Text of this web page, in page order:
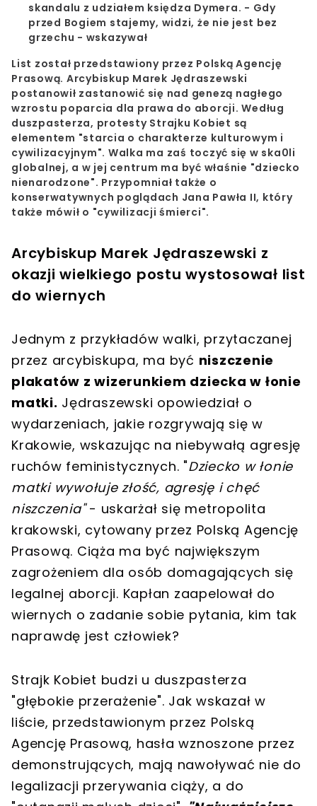
skandalu z udziałem księdza Dymera. - Gdy
przed Bogiem stajemy, widzi, że nie jest bez
grzechu - wskazywał
List został przedstawiony przez Polską Agencję
Prasową. Arcybiskup Marek Jędraszewski
postanowił zastanowić się nad genezą nagłego
wzrostu poparcia dla prawa do aborcji. Według
duszpasterza, protesty Strajku Kobiet są
elementem "starcia o charakterze kulturowym i
cywilizacyjnym". Walka ma zaś toczyć się w ska0li
globalnej, a w jej centrum ma być właśnie "dziecko
nienarodzone". Przypomniał także o
konserwatywnych poglądach Jana Pawła II, który
także mówił o "cywilizacji śmierci".
Arcybiskup Marek Jędraszewski z
okazji wielkiego postu wystosował list
do wiernych
Jednym z przykładów walki, przytaczanej
przez arcybiskupa, ma być niszczenie
plakatów z wizerunkiem dziecka w łonie
matki. Jędraszewski opowiedział o
wydarzeniach, jakie rozgrywają się w
Krakowie, wskazując na niebywałą agresję
ruchów feministycznych. "Dziecko w łonie
matki wywołuje złość, agresję i chęć
niszczenia"- uskarżał się metropolita
krakowski, cytowany przez Polską Agencję
Prasową. Ciąża ma być największym
zagrożeniem dla osób domagających się
legalnej aborcji. Kapłan zaapelował do
wiernych o zadanie sobie pytania, kim tak
naprawdę jest człowiek?
Strajk Kobiet budzi u duszpasterza
"głębokie przerażenie". Jak wskazał w
liście, przedstawionym przez Polską
Agencję Prasową, hasła wznoszone przez
demonstrujących, mają nawoływać nie do
legalizacji przerywania ciąży, a do